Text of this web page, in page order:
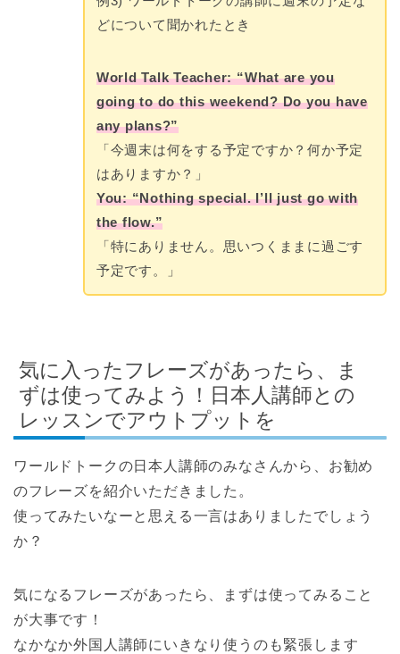
どについて聞かれたとき
World Talk Teacher: “What are you
going to do this weekend? Do you have
any plans?”
「今週末は何をする予定ですか？何か予定
はありますか？」
You: “Nothing special. I’ll just go with
the flow.”
「特にありません。思いつくままに過ごす
予定です。」
気に入ったフレーズがあったら、ま
ずは使ってみよう！日本人講師との
レッスンでアウトプットを
ワールドトークの日本人講師のみなさんから、お勧め
のフレーズを紹介いただきました。
使ってみたいなーと思える一言はありましたでしょう
か？
気になるフレーズがあったら、まずは使ってみること
が大事です！
なかなか外国人講師にいきなり使うのも緊張します